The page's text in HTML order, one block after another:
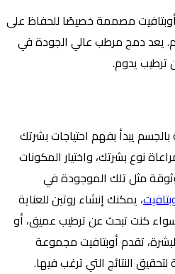
مصممة خصيصًا للحفاظ على
دمج مرطب عالي الجودة في
يدوم.
يبدأ بفهم احتياجات بشرتك
بشرتك، واختيار المكونات
مثل تلك الموجودة في
، يمكنك إنشاء روتين للعناية
تبحث عن ترطيب عميق، أو
تقدم أوبتافيت مجموعة
التي ترغب فيها.